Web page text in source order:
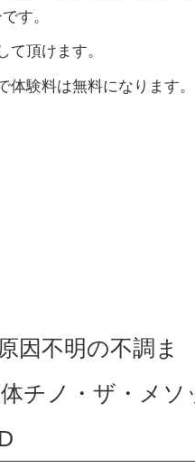
す。
て頂けます。
体験料は無料になります。
因不明の不調ま
チノ・ザ・メソ